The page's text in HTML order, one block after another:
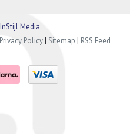
InStijl Media
Privacy Policy| Sitemap | RSS Feed